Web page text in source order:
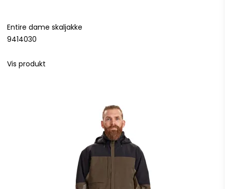
Entire dame skaljakke
9414030
Vis produkt